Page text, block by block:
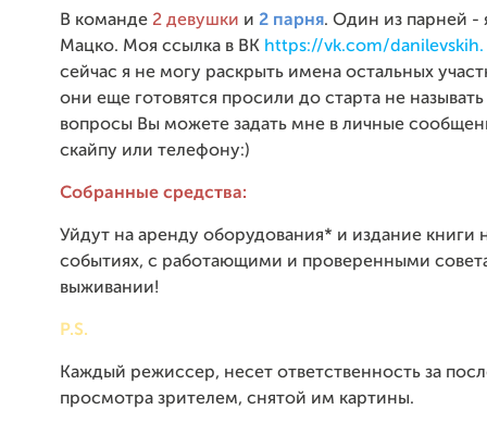
В команде 2 девушки и 2 парня. Один из парней -
Мацко. Моя ссылка в ВК https://vk.com/danilevskih.
сейчас я не могу раскрыть имена остальных
они еще готовятся просили до старта не
вопросы Вы можете задать мне в личные
скайпу или телефону:)
Собранные средства:
Уйдут на аренду оборудования* и издание книги
событиях, с работающими и проверенными
выживании!
P.S.
Каждый режиссер, несет ответственность за
просмотра зрителем, снятой им картины.